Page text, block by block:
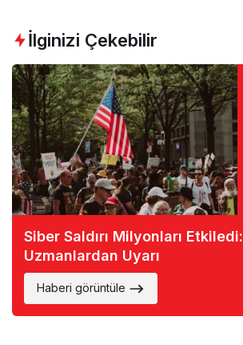
İlginizi Çekebilir
Siber Saldırı Milyonları Etkiledi:
Uzmanlardan Uyarı
Haberi görüntüle